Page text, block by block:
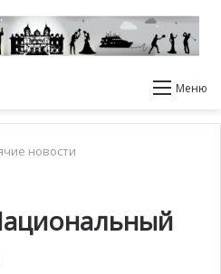
Меню
новости